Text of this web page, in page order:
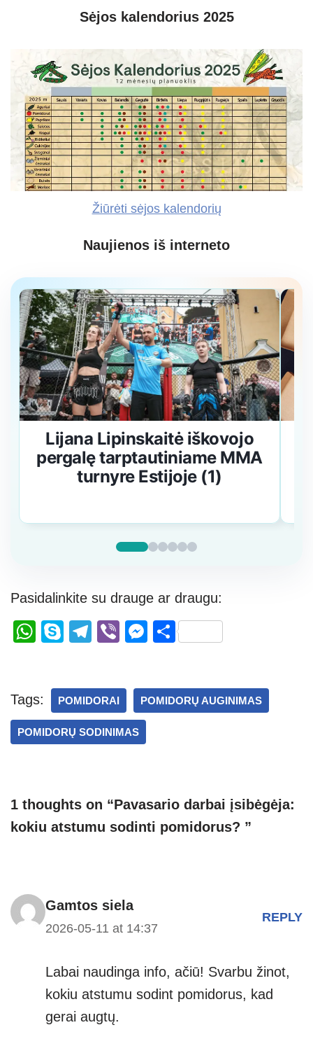
Sėjos kalendorius 2025
Žiūrėti sėjos kalendorių
Naujienos iš interneto
Lijana Lipinskaitė iškovojo
pergalę tarptautiniame MMA
turnyre Estijoje (1)
Pasidalinkite su drauge ar draugu:
W
s
A
p
S
e
T
gr
a
m
Vi
M
e
n
S
e
Tags: POMIDORAI POMIDORŲ AUGINIMAS
POMIDORŲ SODINIMAS
1 thoughts on “Pavasario darbai įsibėgėja:
kokiu atstumu sodinti pomidorus? ”
Gamtos siela
2026-05-11 at 14:37
REPLY
Labai naudinga info, ačiū! Svarbu žinot,
kokiu atstumu sodint pomidorus, kad
gerai augtų.